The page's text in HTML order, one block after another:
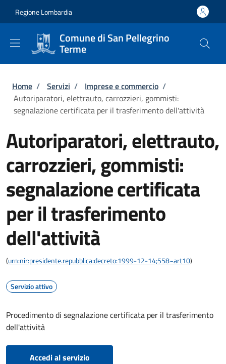
Regione Lombardia
Comune di San Pellegrino
Terme
Briciole di pane
Home / Servizi / Imprese e commercio /
Autoriparatori, elettrauto, carrozzieri, gommisti:
segnalazione certificata per il trasferimento dell'attività
Autoriparatori, elettrauto,
carrozzieri, gommisti:
segnalazione certificata
per il trasferimento
dell'attività
(urn:nir:presidente.repubblica:decreto:1999-12-14;558~art10)
Servizio attivo
Procedimento di segnalazione certificata per il trasferimento
dell'attività
Accedi al servizio